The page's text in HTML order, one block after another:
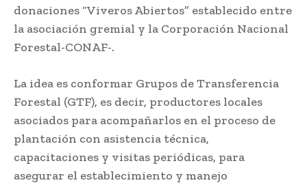
donaciones “Viveros Abiertos” establecido entre
la asociación gremial y la Corporación Nacional
Forestal-CONAF-.
La idea es conformar Grupos de Transferencia
Forestal (GTF), es decir, productores locales
asociados para acompañarlos en el proceso de
plantación con asistencia técnica,
capacitaciones y visitas periódicas, para
asegurar el establecimiento y manejo